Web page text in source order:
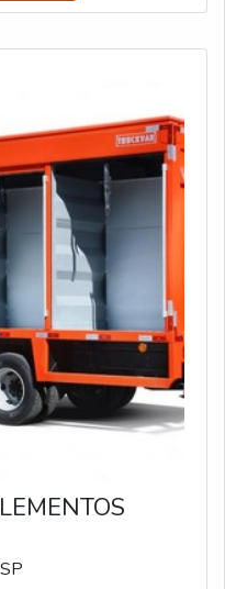
público, aproximando-